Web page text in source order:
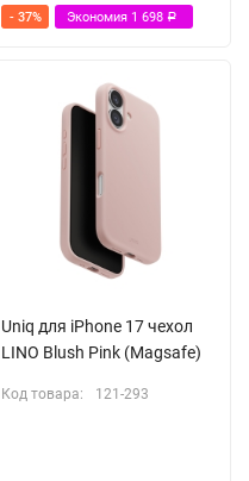
- 37% Экономия 1 698 Р
Uniq для iPhone 17 чехол
LINO Blush Pink (Magsafe)
Код товара: 121-293